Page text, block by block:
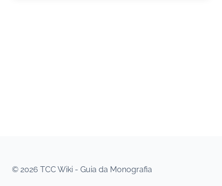
© 2026 TCC Wiki - Guia da Monografia